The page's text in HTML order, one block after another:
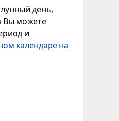
день,
Вы можете
и
календаре на